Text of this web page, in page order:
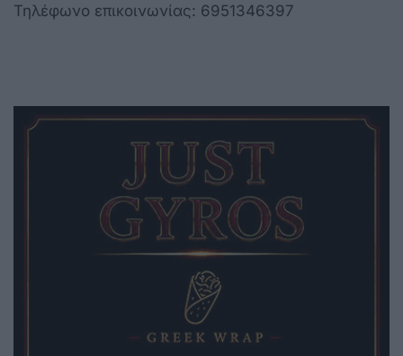
Τηλέφωνο επικοινωνίας: 6951346397